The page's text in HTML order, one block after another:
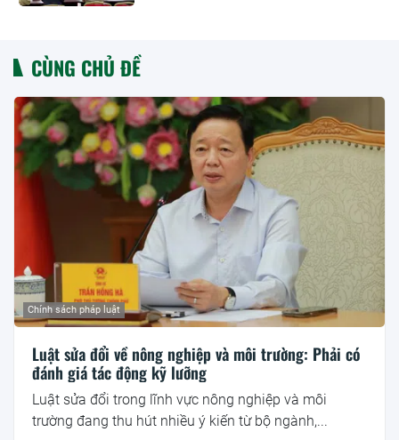
CÙNG CHỦ ĐỀ
Chính sách pháp luật
Luật sửa đổi về nông nghiệp và môi trường: Phải có
đánh giá tác động kỹ lưỡng
Luật sửa đổi trong lĩnh vực nông nghiệp và môi
trường đang thu hút nhiều ý kiến từ bộ ngành,...